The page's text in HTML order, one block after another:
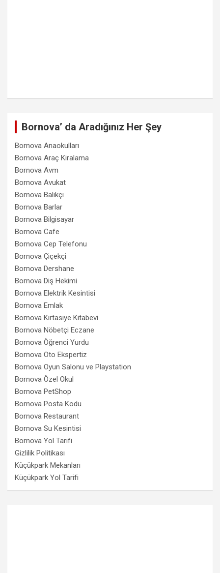
Bornova’ da Aradığınız Her Şey
Bornova Anaokulları
Bornova Araç Kiralama
Bornova Avm
Bornova Avukat
Bornova Balıkçı
Bornova Barlar
Bornova Bilgisayar
Bornova Cafe
Bornova Cep Telefonu
Bornova Çiçekçi
Bornova Dershane
Bornova Diş Hekimi
Bornova Elektrik Kesintisi
Bornova Emlak
Bornova Kırtasiye Kitabevi
Bornova Nöbetçi Eczane
Bornova Öğrenci Yurdu
Bornova Oto Ekspertiz
Bornova Oyun Salonu ve Playstation
Bornova Özel Okul
Bornova PetShop
Bornova Posta Kodu
Bornova Restaurant
Bornova Su Kesintisi
Bornova Yol Tarifi
Gizlilik Politikası
Küçükpark Mekanları
Küçükpark Yol Tarifi